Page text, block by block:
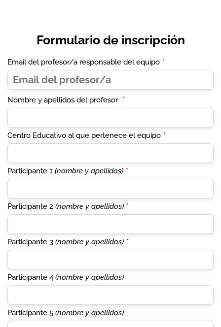
Formulario de inscripción
Email del profesor/a responsable del equipo *
Nombre y apellidos del profesor *
Centro Educativo al que pertenece el equipo *
Participante 1 (nombre y apellidos) *
Participante 2 (nombre y apellidos) *
Participante 3 (nombre y apellidos) *
Participante 4 (nombre y apellidos)
Participante 5 (nombre y apellidos)